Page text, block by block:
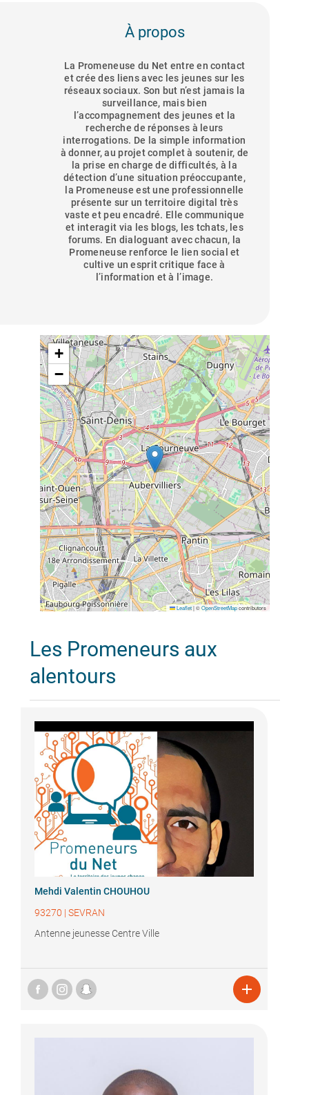
À propos
La Promeneuse du Net entre en contact
et crée des liens avec les jeunes sur les
réseaux sociaux. Son but n’est jamais la
surveillance, mais bien
l’accompagnement des jeunes et la
recherche de réponses à leurs
interrogations. De la simple information
à donner, au projet complet à soutenir, de
la prise en charge de difficultés, à la
détection d’une situation préoccupante,
la Promeneuse est une professionnelle
présente sur un territoire digital très
vaste et peu encadré. Elle communique
et interagit via les blogs, les tchats, les
forums. En dialoguant avec chacun, la
Promeneuse renforce le lien social et
cultive un esprit critique face à
l’information et à l’image.
+
−
Leaflet |©OpenStreetMapcontributors
Les Promeneurs aux
alentours
Mehdi Valentin CHOUHOU
93270 | SEVRAN
Antenne jeunesse Centre Ville
